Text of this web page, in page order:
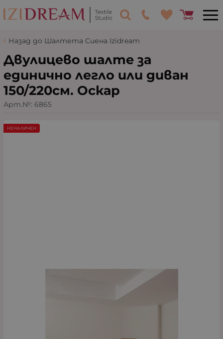
Назад до Шалтета Сиена Izidream
Двулицево шалте за
единично легло или диван
150/220см. Оскар
Арт.№: 6865
НЕНАЛИЧЕН